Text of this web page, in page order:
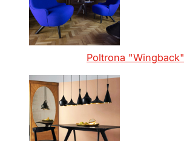
Poltrona "Wingback"